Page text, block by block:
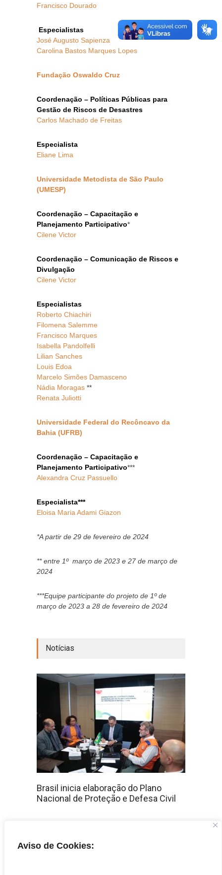
Aviso de Cookies:
Francisco Dourado
Especialistas
José Augusto Sapienza
Carolina Bastos Marques Lopes
Fundação Oswaldo Cruz
Coordenação – Políticas Públicas para
Gestão de Riscos de Desastres
Carlos Machado de Freitas
Especialista
Eliane Lima
Universidade Metodista de São Paulo
(UMESP)
Coordenação – Capacitação e
Planejamento Participativo*
Cilene Victor
Coordenação – Comunicação de Riscos e
Divulgação
Cilene Victor
Especialistas
Roberto Chiachiri
Filomena Salemme
Francisco Marques
Isabella Pandolfelli
Lilian Sanches
Louis Edoa
Marcelo Simões Damasceno
Nádia Moragas **
Renata Juliotti
Universidade Federal do Recôncavo da
Bahia (UFRB)
Coordenação – Capacitação e
Planejamento Participativo***
Alexandra Cruz Passuello
Especialista***
Eloisa Maria Adami Giazon
*A partir de 29 de fevereiro de 2024
** entre 1º março de 2023 e 27 de março de
2024
***Equipe participante do projeto de 1º de
março de 2023 a 28 de fevereiro de 2024
Notícias
Brasil inicia elaboração do Plano
Nacional de Proteção e Defesa Civil
« ‹ 50